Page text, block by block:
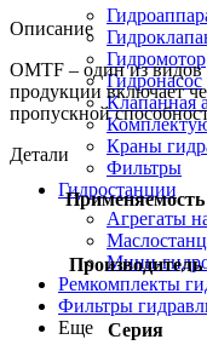
Гидромотор
Гидронасос
Клапанная
Краны
Фильтры
Гидростанции
Агрегаты
Мини-
Ремкомплекты
Фильтры
Еще
Описание
OMTF – один из видов
продукции включает
пропускной
Детали
Применяемость
Производитель
Серия